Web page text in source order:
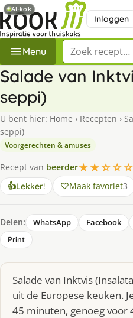
Inloggen
Menu Zoek een recept
Salade van
seppi)
U bent hier: Home › Recepten ›
seppi)
Voorgerechten & amuses
Recept van beerder★★☆☆☆
👍Lekker! Maak favoriet3
Delen: WhatsApp Facebook
Print
Salade van Inktvis
uit de Europese keuken.
45 minuten, genoeg voor
AI-kok